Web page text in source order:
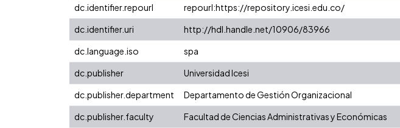
dc.identifier.repourl
repourl:https://repository.icesi.edu.co/
dc.identifier.uri
http://hdl.handle.net/10906/83966
dc.language.iso
spa
dc.publisher
Universidad Icesi
dc.publisher.department
Departamento de Gestión Organizacional
dc.publisher.faculty
Facultad de Ciencias Administrativas y Económicas